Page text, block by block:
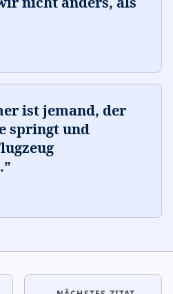
ist jemand, der
springt und
”